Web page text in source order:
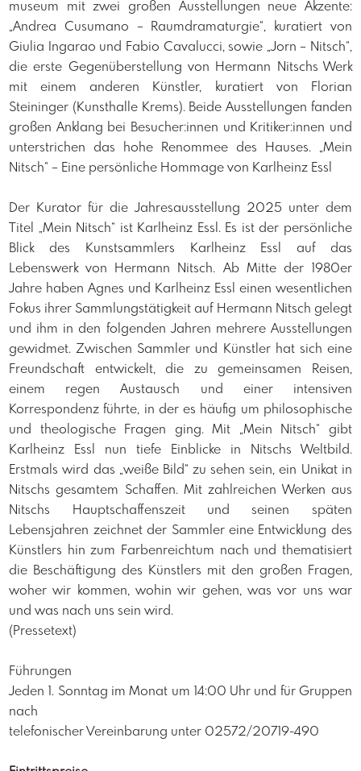
museum mit zwei großen Ausstellungen neue Akzente:
„Andrea Cusumano – Raumdramaturgie“, kuratiert von
Giulia Ingarao und Fabio Cavalucci, sowie „Jorn – Nitsch“,
die erste Gegenüberstellung von Hermann Nitschs Werk
mit einem anderen Künstler, kuratiert von Florian
Steininger (Kunsthalle Krems). Beide Ausstellungen fanden
großen Anklang bei Besucher:innen und Kritiker:innen und
unterstrichen das hohe Renommee des Hauses. „Mein
Nitsch“ – Eine persönliche Hommage von Karlheinz Essl
Der Kurator für die Jahresausstellung 2025 unter dem
Titel „Mein Nitsch“ ist Karlheinz Essl. Es ist der persönliche
Blick des Kunstsammlers Karlheinz Essl auf das
Lebenswerk von Hermann Nitsch. Ab Mitte der 1980er
Jahre haben Agnes und Karlheinz Essl einen wesentlichen
Fokus ihrer Sammlungstätigkeit auf Hermann Nitsch gelegt
und ihm in den folgenden Jahren mehrere Ausstellungen
gewidmet. Zwischen Sammler und Künstler hat sich eine
Freundschaft entwickelt, die zu gemeinsamen Reisen,
einem regen Austausch und einer intensiven
Korrespondenz führte, in der es häufig um philosophische
und theologische Fragen ging. Mit „Mein Nitsch“ gibt
Karlheinz Essl nun tiefe Einblicke in Nitschs Weltbild.
Erstmals wird das „weiße Bild“ zu sehen sein, ein Unikat in
Nitschs gesamtem Schaffen. Mit zahlreichen Werken aus
Nitschs Hauptschaffenszeit und seinen späten
Lebensjahren zeichnet der Sammler eine Entwicklung des
Künstlers hin zum Farbenreichtum nach und thematisiert
die Beschäftigung des Künstlers mit den großen Fragen,
woher wir kommen, wohin wir gehen, was vor uns war
und was nach uns sein wird.
(Pressetext)
Führungen
Jeden 1. Sonntag im Monat um 14:00 Uhr und für Gruppen
nach
telefonischer Vereinbarung unter 02572/20719-490